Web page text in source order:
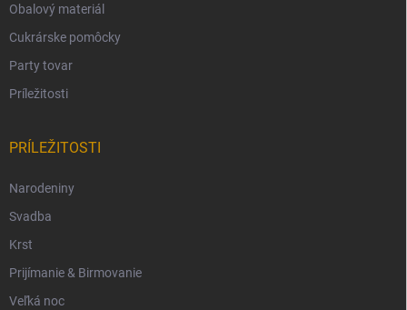
Obalový materiál
Cukrárske pomôcky
Party tovar
Príležitosti
PRÍLEŽITOSTI
Narodeniny
Svadba
Krst
Prijímanie & Birmovanie
Veľká noc